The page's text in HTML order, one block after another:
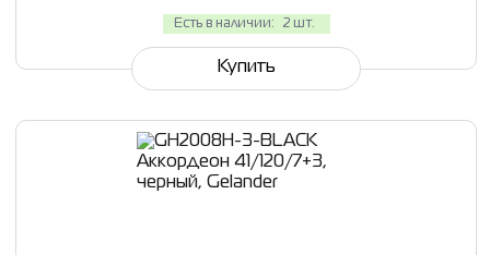
Есть в наличии: 2 шт.
Купить